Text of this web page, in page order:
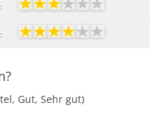
:
:
Gut, Sehr gut)